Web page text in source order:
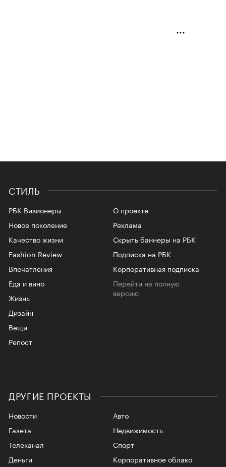
СТИЛЬ
РБК Визионеры
Новое поколение
Качество жизни
Fashion Review
Впечатления
Еда и вино
Жизнь
Дизайн
Вещи
Репост
О проекте
Реклама
Скрыть баннеры на РБК
Подписка на РБК
Корпоративная подписка
Перейти на полную
версию
ДРУГИЕ ПРОЕКТЫ
Новости
Газета
Телеканал
Авто
Недвижимость
Спорт
Корпоративное облако
Деньги